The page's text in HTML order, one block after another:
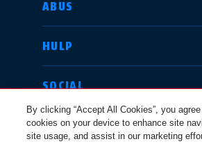
ABUS
HULP
SOCIAL
JURIDISCHE KWESTIES
LAND SELECTEREN
Deutschland
By clicking “Accept All Cookies”, you
cookies on your device to enhance site
site usage, and assist in our marketing